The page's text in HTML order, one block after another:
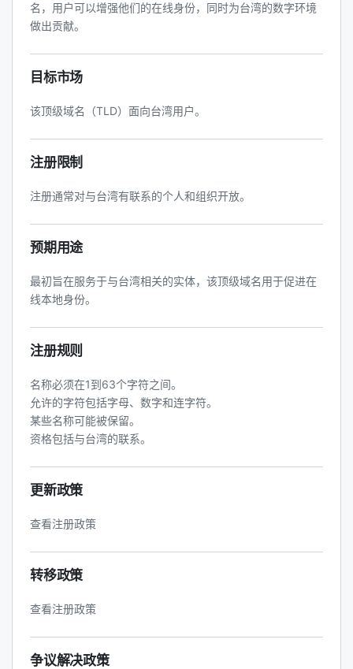
名，用户可以增强他们的在线身份，同时为台湾的数字环境
做出贡献。
目标市场
该顶级域名（TLD）面向台湾用户。
注册限制
注册通常对与台湾有联系的个人和组织开放。
预期用途
最初旨在服务于与台湾相关的实体，该顶级域名用于促进在
线本地身份。
注册规则
名称必须在1到63个字符之间。
允许的字符包括字母、数字和连字符。
某些名称可能被保留。
资格包括与台湾的联系。
更新政策
查看注册政策
转移政策
查看注册政策
争议解决政策